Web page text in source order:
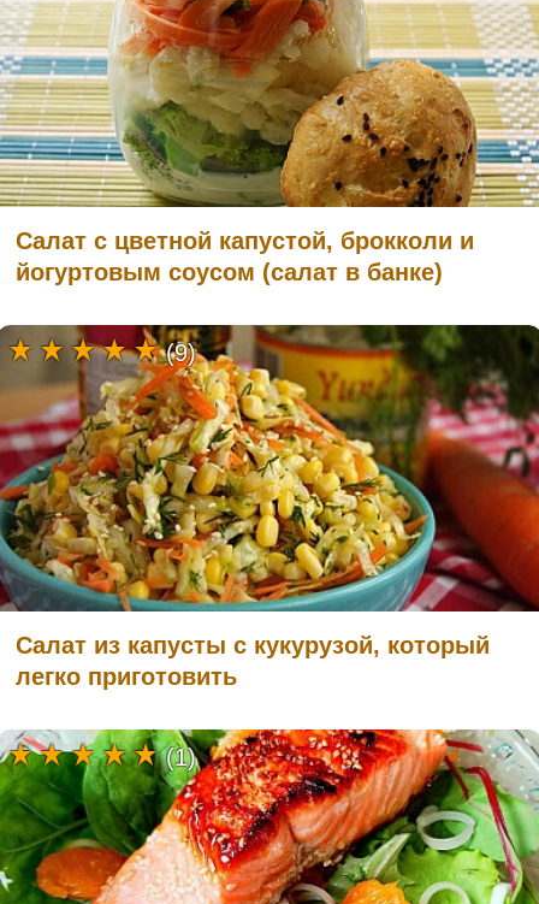
Салат с цветной капустой, брокколи и
йогуртовым соусом (салат в банке)
Салат из капусты с кукурузой, который
легко приготовить
(9)
(1)